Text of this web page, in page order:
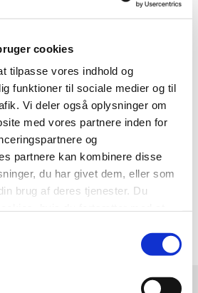
cookies
tilpasse vores indhold og
funktioner til sociale medier og til
Vi deler også oplysninger om
med vores partnere inden for
og
partnere kan kombinere disse
du har givet dem, eller som
brug af deres tjenester. Du
for Læring
Vej 4
90
(kræver MitID)
for Læring